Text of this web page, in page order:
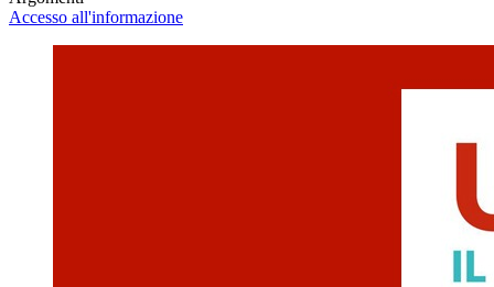
Accesso all'informazione